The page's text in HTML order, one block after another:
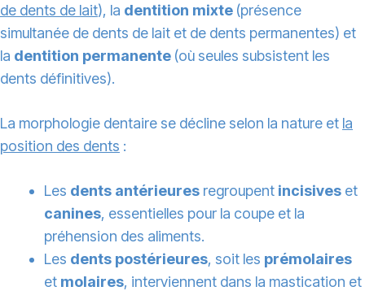
de dents de lait), la dentition mixte (présence
simultanée de dents de lait et de dents permanentes) et
la dentition permanente (où seules subsistent les
dents définitives).
La morphologie dentaire se décline selon la nature et la
position des dents :
Les dents antérieures regroupent incisives et
canines, essentielles pour la coupe et la
préhension des aliments.
Les dents postérieures, soit les prémolaires
et molaires, interviennent dans la mastication et